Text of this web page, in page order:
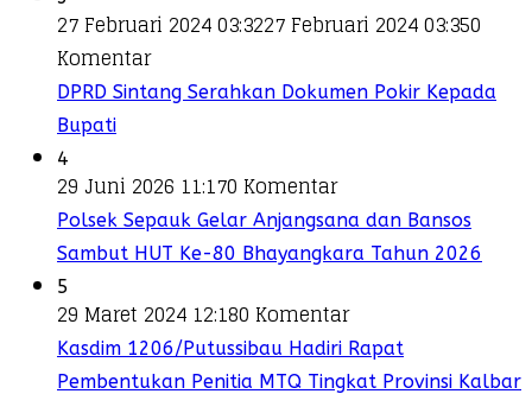
27 Februari 2024 03:3227 Februari 2024 03:350
Komentar
DPRD Sintang Serahkan Dokumen Pokir Kepada
Bupati
4
29 Juni 2026 11:170 Komentar
Polsek Sepauk Gelar Anjangsana dan Bansos
Sambut HUT Ke-80 Bhayangkara Tahun 2026
5
29 Maret 2024 12:180 Komentar
Kasdim 1206/Putussibau Hadiri Rapat
Pembentukan Penitia MTQ Tingkat Provinsi Kalbar